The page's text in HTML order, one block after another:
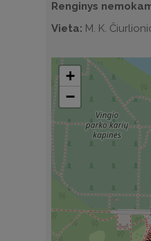
Renginys
Vieta: M. K.
+
−